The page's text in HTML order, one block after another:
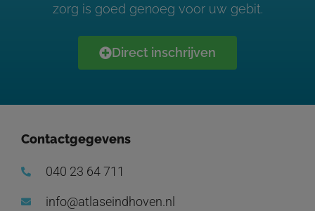
zorg is goed genoeg voor uw gebit.
Direct inschrijven
Contactgegevens
040 23 64 711
info@atlaseindhoven.nl